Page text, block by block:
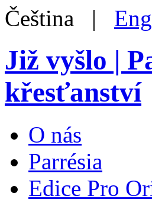
Čeština |
Již vyšlo |
křesťanství
O nás
Parrésia
Edice Pro